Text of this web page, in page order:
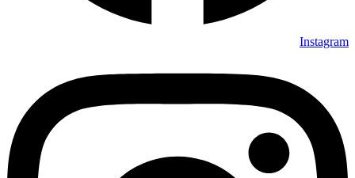
Instagram